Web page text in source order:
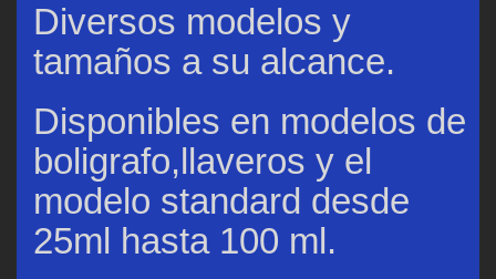
Diversos modelos y
tamaños a su alcance.
Disponibles en modelos de
boligrafo,llaveros y el
modelo standard desde
25ml hasta 100 ml.